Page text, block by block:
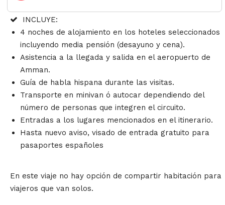
INCLUYE:
4 noches de alojamiento en los hoteles seleccionados
incluyendo media pensión (desayuno y cena).
Asistencia a la llegada y salida en el aeropuerto de
Amman.
Guía de habla hispana durante las visitas.
Transporte en minivan ó autocar dependiendo del
número de personas que integren el circuito.
Entradas a los lugares mencionados en el itinerario.
Hasta nuevo aviso, visado de entrada gratuito para
pasaportes españoles
En este viaje no hay opción de compartir habitación para
viajeros que van solos.